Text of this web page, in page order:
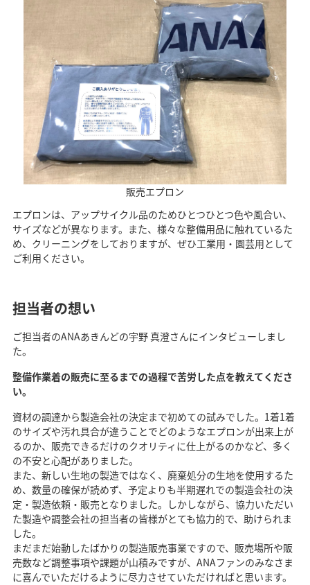
販売エプロン
エプロンは、アップサイクル品のためひとつひとつ色や風合い、
サイズなどが異なります。また、様々な整備用品に触れているた
め、クリーニングをしておりますが、ぜひ工業用・園芸用として
ご利用ください。
担当者の想い
ご担当者のANAあきんどの宇野 真澄さんにインタビューしまし
た。
整備作業着の販売に至るまでの過程で苦労した点を教えてくださ
い。
資材の調達から製造会社の決定まで初めての試みでした。1着1着
のサイズや汚れ具合が違うことでどのようなエプロンが出来上が
るのか、販売できるだけのクオリティに仕上がるのかなど、多く
の不安と心配がありました。
また、新しい生地の製造ではなく、廃棄処分の生地を使用するた
め、数量の確保が読めず、予定よりも半期遅れでの製造会社の決
定・製造依頼・販売となりました。しかしながら、協力いただい
た製造や調整会社の担当者の皆様がとても協力的で、助けられま
した。
まだまだ始動したばかりの製造販売事業ですので、販売場所や販
売数など調整事項や課題が山積みですが、ANAファンのみなさま
に喜んでいただけるように尽力させていただければと思います。